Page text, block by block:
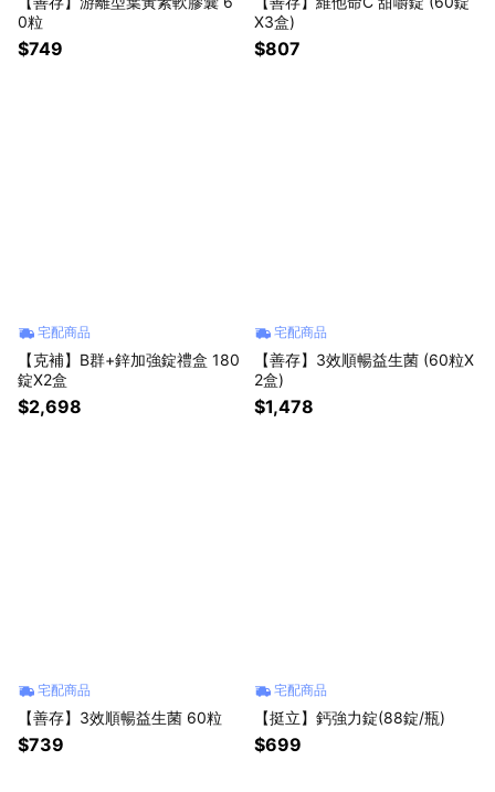
0粒
$749
X3盒)
$807
宅配商品
【克補】B群+鋅加強錠禮盒 180
錠X2盒
$2,698
宅配商品
【善存】3效順暢益生菌 (60粒X
2盒)
$1,478
宅配商品
【善存】3效順暢益生菌 60粒
$739
宅配商品
【挺立】鈣強力錠(88錠/瓶)
$699